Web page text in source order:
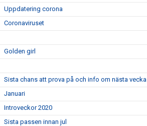
Uppdatering corona
Coronaviruset
Golden girl
Sista chans att prova på och info om nästa vecka
Januari
Introveckor 2020
Sista passen innan jul